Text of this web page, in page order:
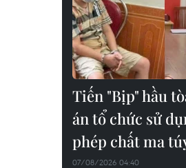
Tiến "Bịp" hầu
án tổ chức sử
phép chất ma
07/08/2026 04:40